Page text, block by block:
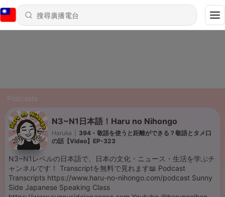
Podcasts
N3~N1日本語！Haru no Nihongo
Haruka
394 - 敬語を使うと距離ができる？敬語とタメ口
の話【Video】EP-323
N3~N1レベルの日本語で、日本の文化・ニュース・生活を学ぶチ
ャンネルです！ Transcriptを無料で見れます📖 Podcast
Transcripts https://www.haru-no-nihongo.com/podcast Sunny
Side Japanese Speaking Class